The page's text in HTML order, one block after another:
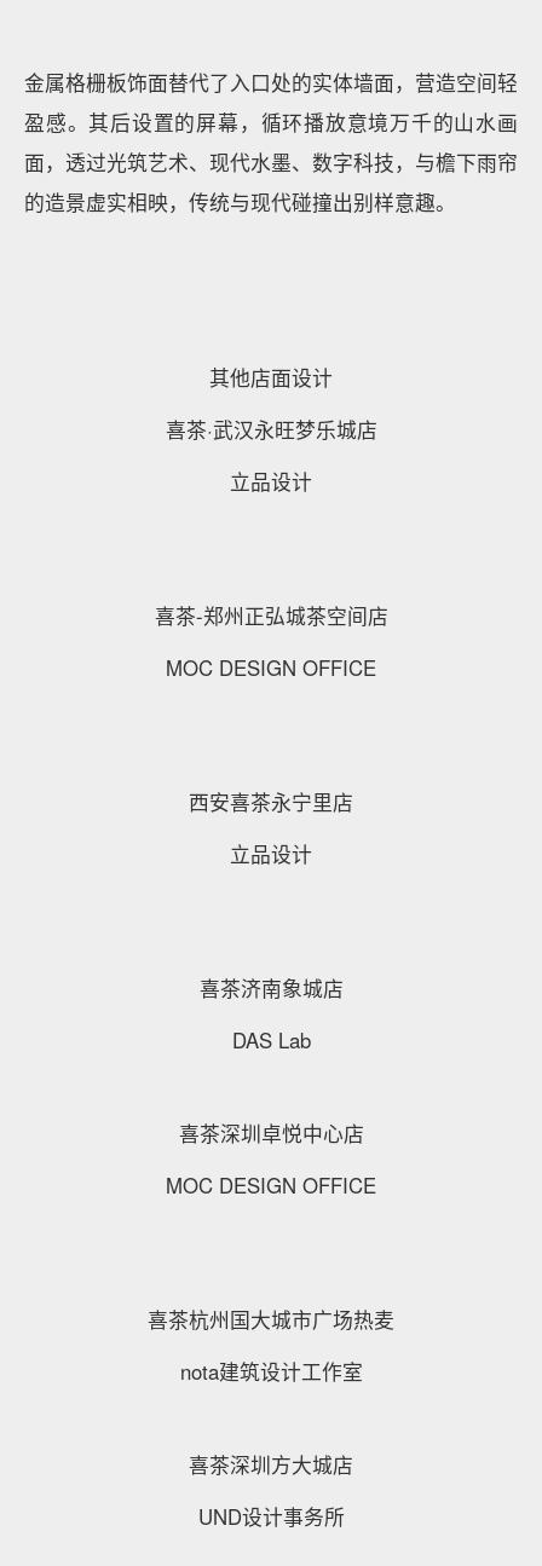
金属格栅板饰面替代了入口处的实体墙面，营造空间轻
盈感。其后设置的屏幕，循环播放意境万千的山水画
面，透过光筑艺术、现代水墨、数字科技，与檐下雨帘
的造景虚实相映，传统与现代碰撞出别样意趣。
其他店面设计
喜茶·武汉永旺梦乐城店
立品设计
喜茶-郑州正弘城茶空间店
MOC DESIGN OFFICE
西安喜茶永宁里店
立品设计
喜茶济南象城店
DAS Lab
喜茶深圳卓悦中心店
MOC DESIGN OFFICE
喜茶杭州国大城市广场热麦
nota建筑设计工作室
喜茶深圳方大城店
UND设计事务所